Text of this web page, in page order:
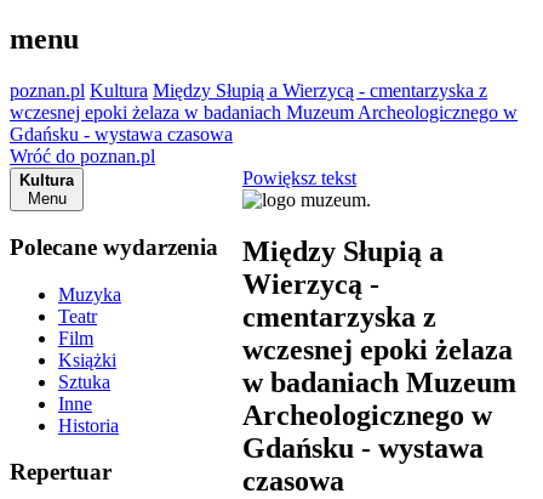
menu
poznan.pl Kultura Między Słupią a Wierzycą - cmentarzyska z
wczesnej epoki żelaza w badaniach Muzeum Archeologicznego w
Gdańsku - wystawa czasowa
Wróć do poznan.pl
Kultura
Menu
Polecane wydarzenia
Muzyka
Teatr
Film
Książki
Sztuka
Inne
Historia
Repertuar
Powiększ tekst
Między Słupią a
Wierzycą -
cmentarzyska z
wczesnej epoki żelaza
w badaniach Muzeum
Archeologicznego w
Gdańsku - wystawa
czasowa